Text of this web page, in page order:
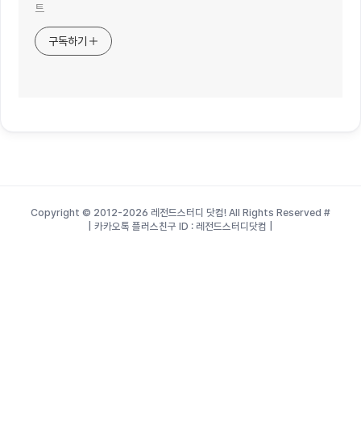
트
구독하기
Copyright © 2012-2026 레전드스터디 닷컴! All Rights Reserved #
| 카카오톡 플러스친구 ID : 레전드스터디닷컴 |